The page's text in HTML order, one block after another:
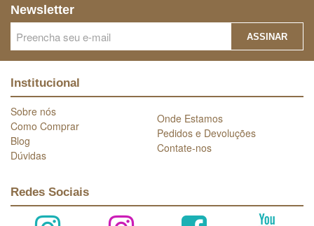
Newsletter
ASSINAR
Institucional
Sobre nós
Como Comprar
Blog
Dúvidas
Onde Estamos
Pedidos e Devoluções
Contate-nos
Redes Sociais